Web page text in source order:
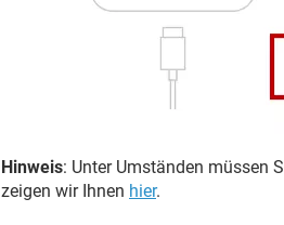
Hinweis: Unter Umständen müssen
zeigen wir Ihnen hier.